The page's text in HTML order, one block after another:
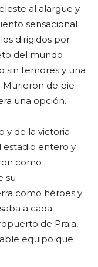
al alargue y
sensacional
dirigidos por
del mundo
sin temores y una
Murieron de pie
una opción.
y de la victoria
estadio entero y
como
su
como héroes y
a cada
de Praia,
equipo que